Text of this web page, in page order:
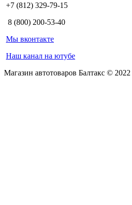
+7 (812) 329-79-15
8 (800) 200-53-40
Мы вконтакте
Наш канал на ютубе
Магазин автотоваров Балтакс © 2022